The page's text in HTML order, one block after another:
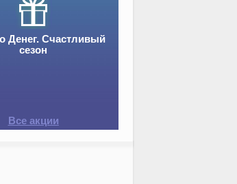
Денег. Счастливый
сезон
Все акции